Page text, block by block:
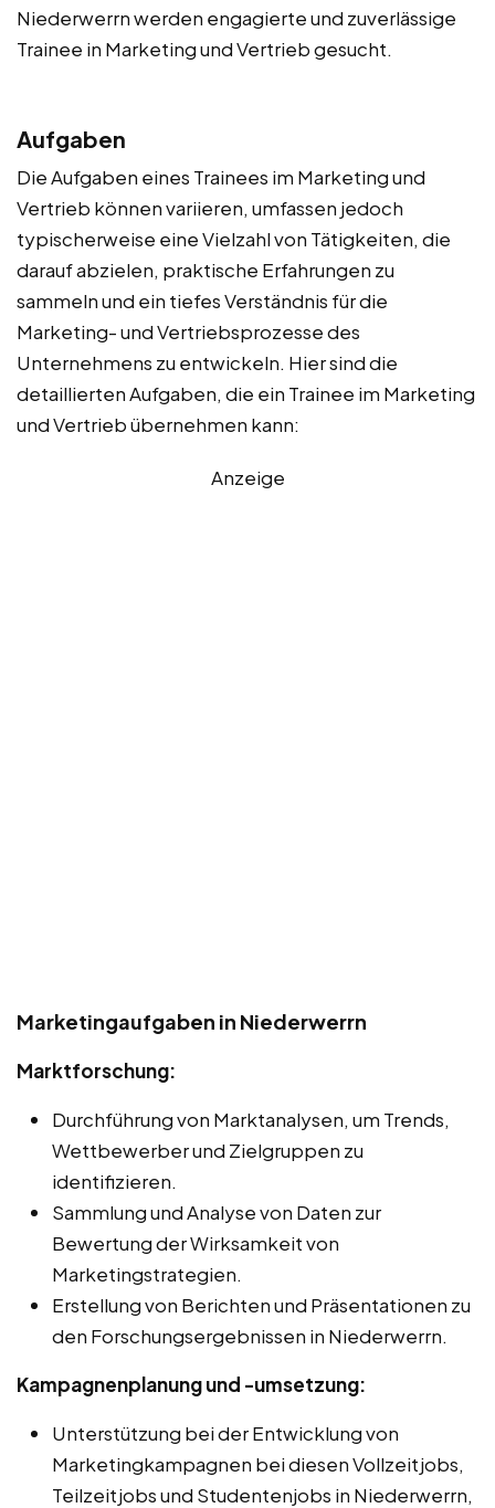
Niederwerrn werden engagierte und zuverlässige
Trainee in Marketing und Vertrieb gesucht.
Aufgaben
Die Aufgaben eines Trainees im Marketing und
Vertrieb können variieren, umfassen jedoch
typischerweise eine Vielzahl von Tätigkeiten, die
darauf abzielen, praktische Erfahrungen zu
sammeln und ein tiefes Verständnis für die
Marketing- und Vertriebsprozesse des
Unternehmens zu entwickeln. Hier sind die
detaillierten Aufgaben, die ein Trainee im Marketing
und Vertrieb übernehmen kann:
Anzeige
Marketingaufgaben in Niederwerrn
Marktforschung:
Durchführung von Marktanalysen, um Trends,
Wettbewerber und Zielgruppen zu
identifizieren.
Sammlung und Analyse von Daten zur
Bewertung der Wirksamkeit von
Marketingstrategien.
Erstellung von Berichten und Präsentationen zu
den Forschungsergebnissen in Niederwerrn.
Kampagnenplanung und -umsetzung:
Unterstützung bei der Entwicklung von
Marketingkampagnen bei diesen Vollzeitjobs,
Teilzeitjobs und Studentenjobs in Niederwerrn,